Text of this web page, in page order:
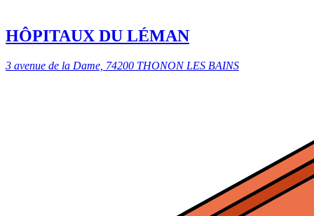
HÔPITAUX DU LÉMAN
3 avenue de la Dame, 74200 THONON LES BAINS